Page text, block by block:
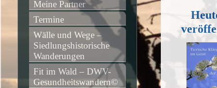
Meine Partner
Termine
Wälle und Wege –
Siedlungshistorische
Wanderungen
Fit im Wald – DWV-
Gesundheitswandern©